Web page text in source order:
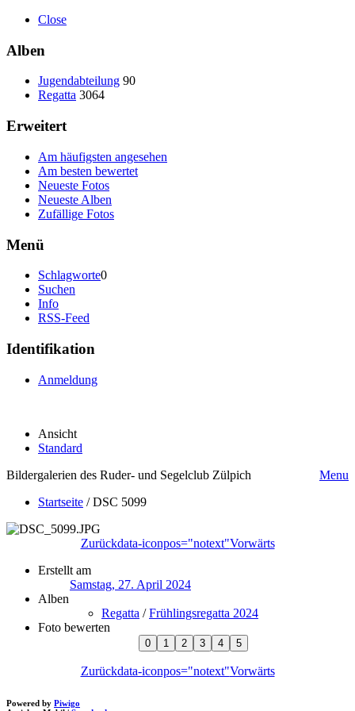
Close
Alben
Jugendabteilung 90
Regatta 3064
Erweitert
Am häufigsten angesehen
Am besten bewertet
Neueste Fotos
Neueste Alben
Zufällige Fotos
Menü
Schlagworte0
Suchen
Info
RSS-Feed
Identifikation
Anmeldung
Ansicht
Standard
Bildergalerien des Ruder- und Segelclub Zülpich
Menu
Startseite /DSC 5099
Zurückdata-iconpos="notext"Vorwärts
Erstellt am
Samstag, 27. April 2024
Alben
Regatta /Frühlingsregatta 2024
Foto bewerten
Zurückdata-iconpos="notext"Vorwärts
Powered by Piwigo